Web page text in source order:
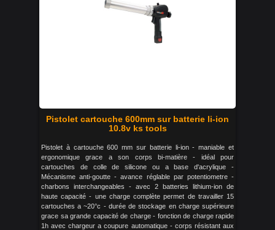
Pistolet cartouche 600mm sur batterie li-ion
10.8v ks tools
Pistolet à cartouche 600 mm sur batterie li-ion - maniable et
ergonomique grace a son corps bi-matière - idéal pour
cartouches de colle de silicone ou a base d'acrylique -
Mécanisme anti-goutte - avance réglable par potentiometre -
charbons interchangeables - avec 2 batteries lithium-ion de
haute capacité - une charge complète permet de travailler 15
cartouches a ~20°c - durée de stockage en charge supérieure
grace sa grande capacité de charge - fonction de charge rapide
1h avec chargeur a coupure automatique - corps résistant aux